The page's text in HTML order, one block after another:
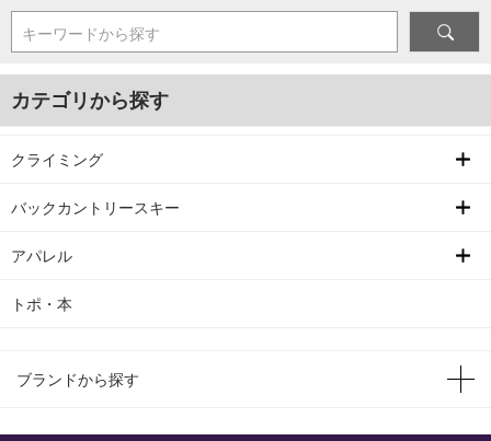
キーワードから探す
カテゴリから探す
クライミング
バックカントリースキー
アパレル
トポ・本
ブランドから探す